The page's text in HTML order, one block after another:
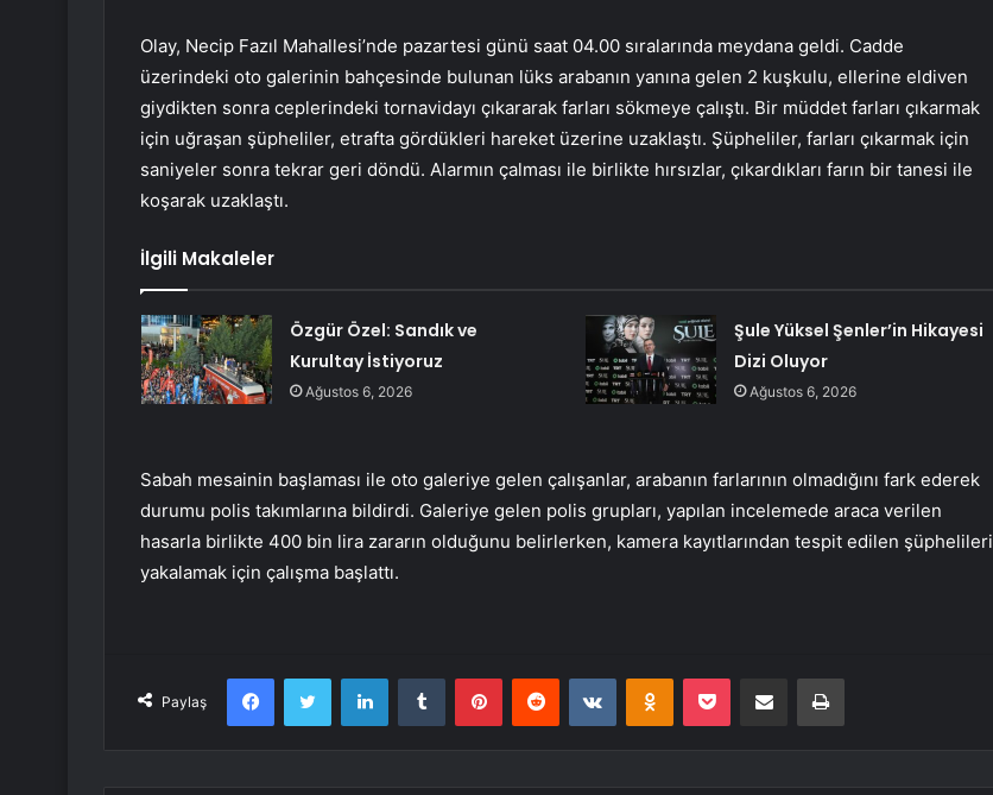
Olay, Necip Fazıl Mahallesi’nde pazartesi günü saat 04.00 sıralarında meydana geldi. Cadde
üzerindeki oto galerinin bahçesinde bulunan lüks arabanın yanına gelen 2 kuşkulu, ellerine eldiven
giydikten sonra ceplerindeki tornavidayı çıkararak farları sökmeye çalıştı. Bir müddet farları çıkarmak
için uğraşan şüpheliler, etrafta gördükleri hareket üzerine uzaklaştı. Şüpheliler, farları çıkarmak için
saniyeler sonra tekrar geri döndü. Alarmın çalması ile birlikte hırsızlar, çıkardıkları farın bir tanesi ile
koşarak uzaklaştı.
İlgili Makaleler
Özgür Özel: Sandık ve
Kurultay İstiyoruz
Ağustos 6, 2026
Şule Yüksel Şenler’in Hikayesi
Dizi Oluyor
Ağustos 6, 2026
Sabah mesainin başlaması ile oto galeriye gelen çalışanlar, arabanın farlarının olmadığını fark ederek
durumu polis takımlarına bildirdi. Galeriye gelen polis grupları, yapılan incelemede araca verilen
hasarla birlikte 400 bin lira zararın olduğunu belirlerken, kamera kayıtlarından tespit edilen şüphelileri
yakalamak için çalışma başlattı.
Paylaş
FacebookTwitter LinkedInTumblr PinterestReddit VKontakteOdnoklassniki
Pocket E-Posta ile paylaş Yazdır